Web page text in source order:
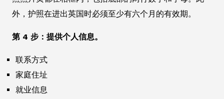
外，护照在进出英国时必须至少有六个月的有效期。
第 4 步：提供个人信息。
联系方式
家庭住址
就业信息